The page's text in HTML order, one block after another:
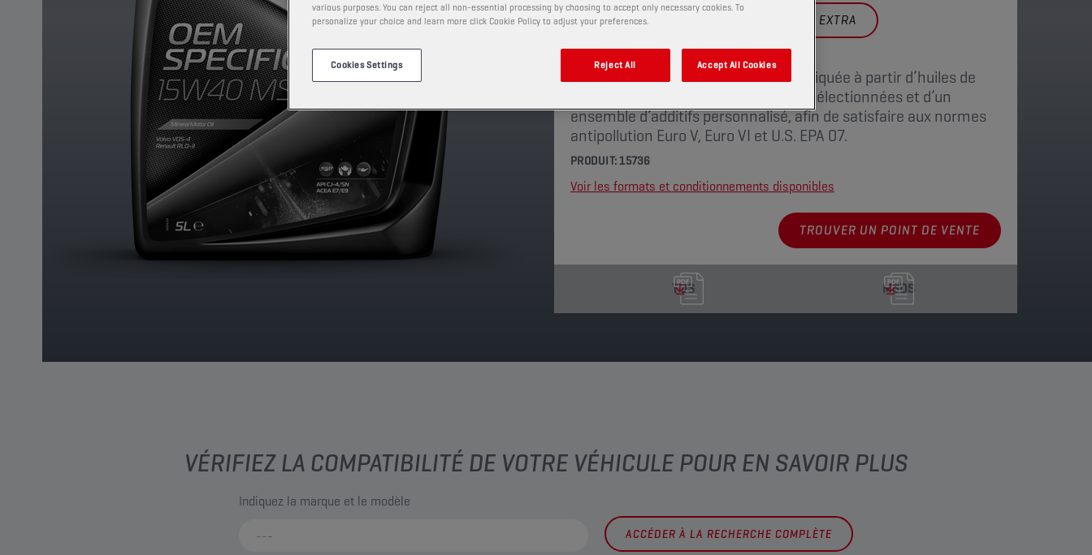
CHAMPION 15W40 MS EXTRA
Il s’agit d’une huile « Low SAPS » fabriquée à partir d’huiles de
base de haute qualité spécialement sélectionnées et d’un
ensemble d’additifs personnalisé, afin de satisfaire aux normes
antipollution Euro V, Euro VI et U.S. EPA 07.
PRODUIT: 15736
Voir les formats et conditionnements disponibles
TROUVER UN POINT DE VENTE
TDS MSDS
VÉRIFIEZ LA COMPATIBILITÉ DE VOTRE VÉHICULE POUR EN SAVOIR PLUS
Indiquez la marque et le modèle
ACCÉDER À LA RECHERCHE COMPLÈTE
various purposes. You can reject all non-essential processing by choosing to accept only necessary cookies. To
personalize your choice and learn more click Cookie Policy to adjust your preferences.
Cookies Settings Reject All Accept All Cookies